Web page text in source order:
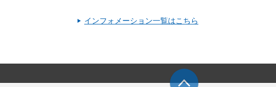
インフォメーション一覧はこちら